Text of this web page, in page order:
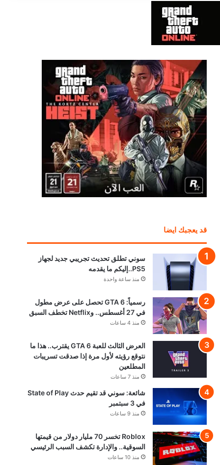
قد يعجبك ايضا
سوني تطلق تحديث تجريبي جديد لجهاز
PS5..إليكم ما يقدمه
منذ ساعة واحدة
رسمياً: GTA 6 تحصل على عرض مطول
في 27 أغسطس.. وNetflix تخطف السبق
منذ 4 ساعات
العرض الثالث للعبة GTA 6 يقترب.. هذا ما
نتوقع رؤيته لأول مرة إذا صدقت تسريبات
المطلعين
منذ 7 ساعات
شائعة: سوني قد تقيم حدث State of Play
في 3 سبتمبر
منذ 9 ساعات
Roblox تخسر 70 مليار دولار من قيمتها
السوقية.. والإدارة تكشف السبب الرئيسي
منذ 10 ساعات